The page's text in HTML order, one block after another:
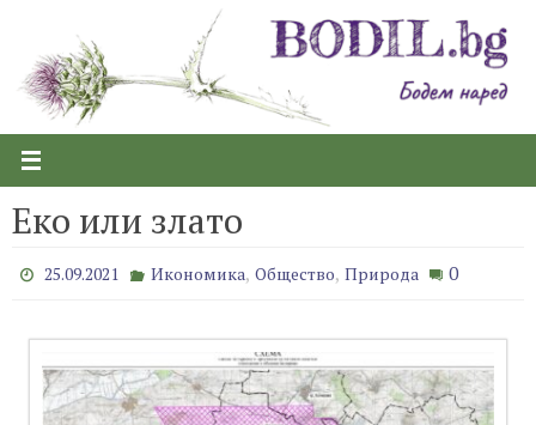
content
Еко или злато
25.09.2021 Икономика, Общество, Природа 0